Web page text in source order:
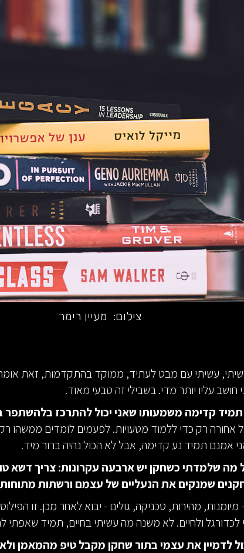
צילום: מעיין רימר
עשיתי עם מבט לעתיד, ממוקד בהתקדמות, זאת
חושב עליו יותר מדי. בשבילי זה טבעי מאוד.
קדימה משמעותו שאני יכול להתרכז בלהשתפר
אחורה רק כדי ללמוד מטעויות. לפעמים לומדים ממשהו
אמנם תמיד נע קדימה, אבל לא הכול נהיה ברור מיד.
מה שלמדתי כשחקן יש ארבעה עקרונות: צריך דשא
שמנקים את הנעליים של עצמם ורשתות
מהירות, טכניקה, גולים - יבוא לאחר מכן. זו
לכדורגל ולחיים. לא משנה מה עשיתי בחיים, תמיד
לדמיין את עצמי בתור שחקן מקבל טיפ מהמאמן